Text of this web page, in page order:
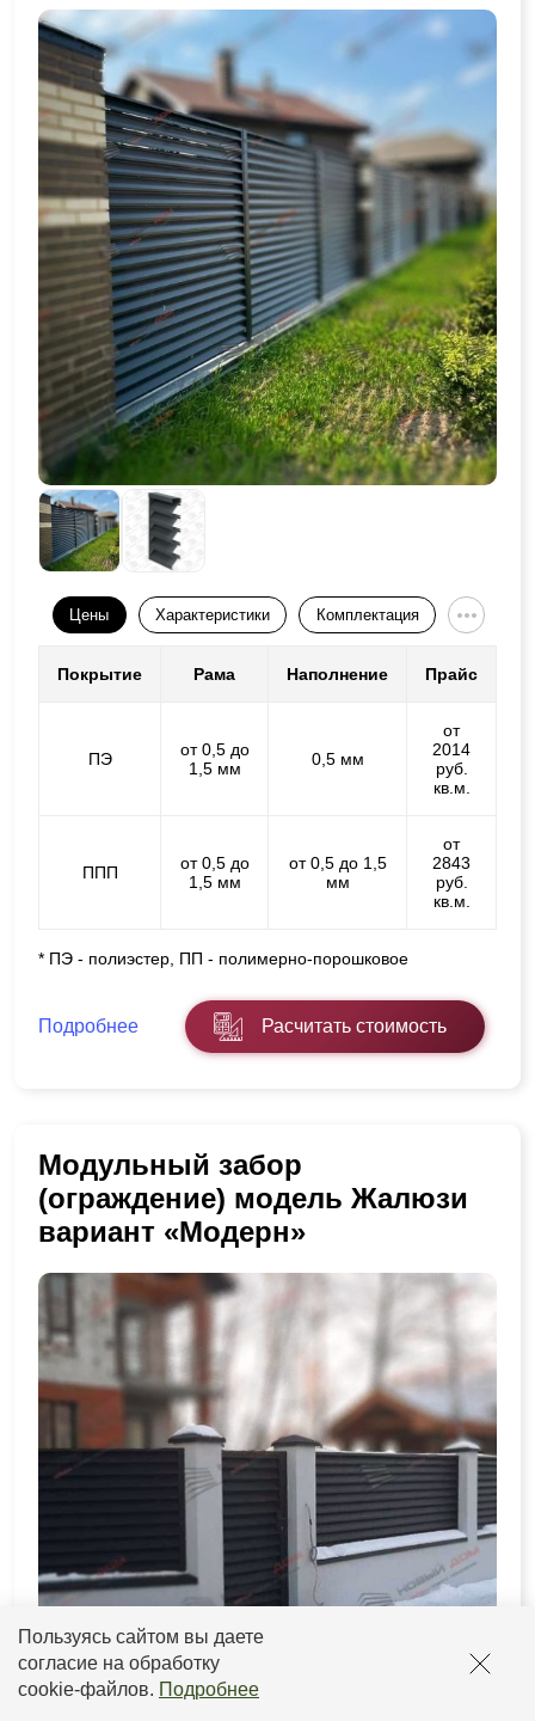
Пользуясь сайтом вы даете
согласие на обработку
cookie-файлов. Подробнее
Цены Характеристики Комплектация
Покрытие Рама Наполнение Прайс
ПЭ
от 0,5 до
1,5 мм
0,5 мм
от
2014
руб.
кв.м.
ППП
от 0,5 до
1,5 мм
от 0,5 до 1,5
мм
от
2843
руб.
кв.м.
* ПЭ - полиэстер, ПП - полимерно-порошковое
Подробнее Расчитать стоимость
Модульный забор
(ограждение) модель Жалюзи
вариант «Модерн»